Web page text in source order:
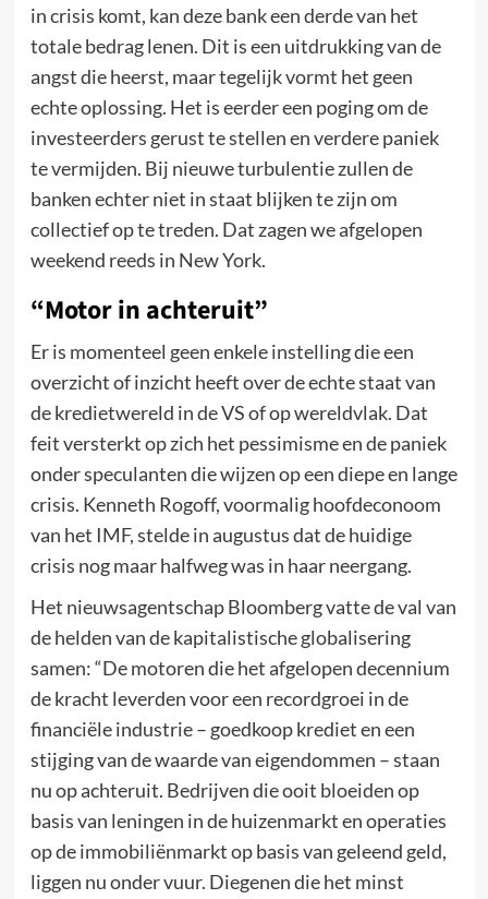
in crisis komt, kan deze bank een derde van het
totale bedrag lenen. Dit is een uitdrukking van de
angst die heerst, maar tegelijk vormt het geen
echte oplossing. Het is eerder een poging om de
investeerders gerust te stellen en verdere paniek
te vermijden. Bij nieuwe turbulentie zullen de
banken echter niet in staat blijken te zijn om
collectief op te treden. Dat zagen we afgelopen
weekend reeds in New York.
“Motor in achteruit”
Er is momenteel geen enkele instelling die een
overzicht of inzicht heeft over de echte staat van
de kredietwereld in de VS of op wereldvlak. Dat
feit versterkt op zich het pessimisme en de paniek
onder speculanten die wijzen op een diepe en lange
crisis. Kenneth Rogoff, voormalig hoofdeconoom
van het IMF, stelde in augustus dat de huidige
crisis nog maar halfweg was in haar neergang.
Het nieuwsagentschap Bloomberg vatte de val van
de helden van de kapitalistische globalisering
samen: “De motoren die het afgelopen decennium
de kracht leverden voor een recordgroei in de
financiële industrie – goedkoop krediet en een
stijging van de waarde van eigendommen – staan
nu op achteruit. Bedrijven die ooit bloeiden op
basis van leningen in de huizenmarkt en operaties
op de immobiliënmarkt op basis van geleend geld,
liggen nu onder vuur. Diegenen die het minst